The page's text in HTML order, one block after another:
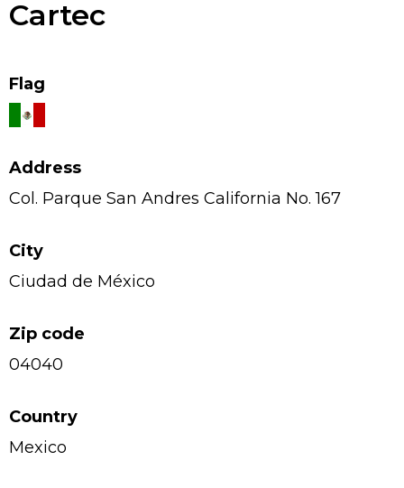
Cartec
Flag
Address
Col. Parque San Andres California No. 167
City
Ciudad de México
Zip code
04040
Country
Mexico